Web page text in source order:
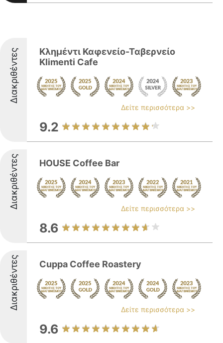
Διακριθέντες
Κλημέντι Καφενείο-Ταβερνείο
Klimenti Cafe
Δείτε περισσότερα >>
9.2
Διακριθέντες HOUSE Coffee Bar
Δείτε περισσότερα >>
8.6
Διακριθέντες Cuppa Coffee Roastery
Δείτε περισσότερα >>
9.6